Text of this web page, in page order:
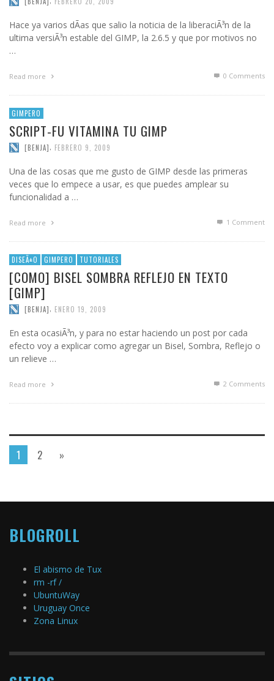
Hace ya varios dÃ­as que salio la noticia de la liberaciÃ³n de la
ultima versiÃ³n estable del GIMP, la 2.6.5 y que por motivos no
…
Read more 0 Comments
GIMPERO
SCRIPT-FU VITAMINA TU GIMP
[BENJA] FEBRERO 9, 2009
Una de las cosas que me gusto de GIMP desde las primeras
veces que lo empece a usar, es que puedes amplear su
funcionalidad a …
Read more 1 Comment
DISEÃ±O GIMPERO TUTORIALES
[COMO] BISEL SOMBRA REFLEJO EN TEXTO
[GIMP]
[BENJA] ENERO 19, 2009
En esta ocasiÃ³n, y para no estar haciendo un post por cada
efecto voy a explicar como agregar un Bisel, Sombra, Reflejo o
un relieve …
Read more 2 Comments
1 2 »
BLOGROLL
El abismo de Tux
rm -rf /
UbuntuWay
Uruguay Once
Zona Linux